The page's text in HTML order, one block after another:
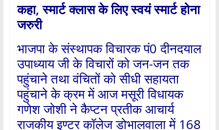
कहा,स्मार्ट क्लास के लिए स्वयं स्मार्ट होना
जरुरी
भाजपा के संस्थापक विचारक पं0 दीनदयाल
उपाध्याय जी के विचारों को जन-जन तक
पहुंचाने तथा वंचितों को सीधी सहायता
पहुंचाने के क्रम में आज मसूरी विधायक
गणेश जोशी ने कैप्टन प्रतीक आचार्य
राजकीय इण्टर कॉलेज डोभालवाला में 168